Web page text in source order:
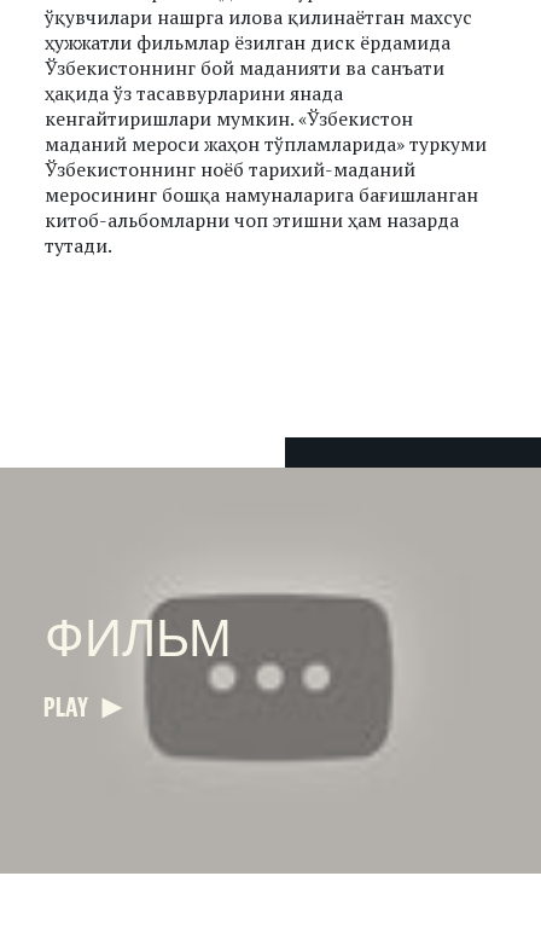
ўқувчилари нашрга илова қилинаётган махсус
ҳужжатли фильмлар ёзилган диск ёрдамида
Ўзбекистоннинг бой маданияти ва санъати
ҳақида ўз тасаввурларини янада
кенгайтиришлари мумкин. «Ўзбекистон
маданий мероси жаҳон тўпламларида» туркуми
Ўзбекистоннинг ноёб тарихий-маданий
меросининг бошқа намуналарига бағишланган
китоб-альбомларни чоп этишни ҳам назарда
тутади.
ФИЛЬМ
PLAY